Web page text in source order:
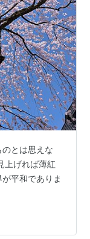
とは思えな
上げれば薄紅
平和でありま